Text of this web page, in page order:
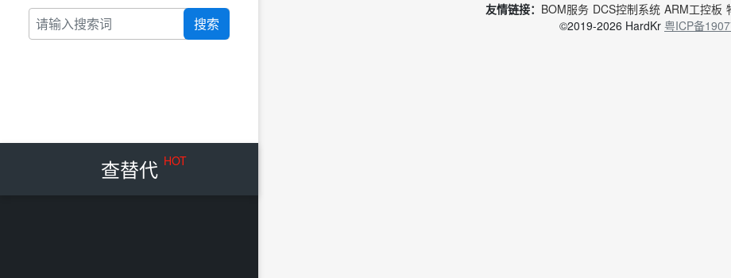
搜索
查替代 HOT
友情链接： BOM服务 DCS控制系统 ARM工控板
©2019-2026 HardKr 粤ICP备